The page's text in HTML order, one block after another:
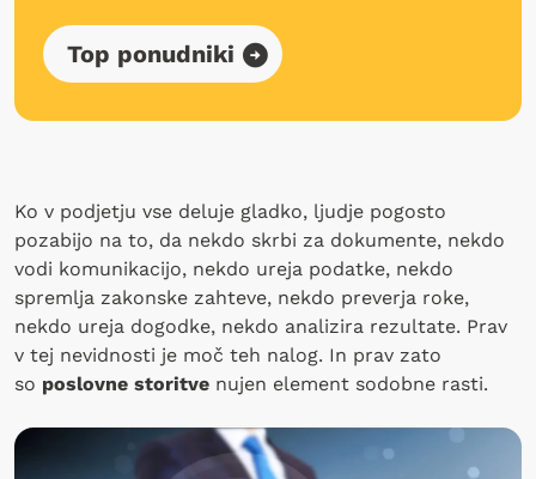
Top ponudniki
Ko v podjetju vse deluje gladko, ljudje pogosto
pozabijo na to, da nekdo skrbi za dokumente, nekdo
vodi komunikacijo, nekdo ureja podatke, nekdo
spremlja zakonske zahteve, nekdo preverja roke,
nekdo ureja dogodke, nekdo analizira rezultate. Prav
v tej nevidnosti je moč teh nalog. In prav zato
so poslovne storitve nujen element sodobne rasti.